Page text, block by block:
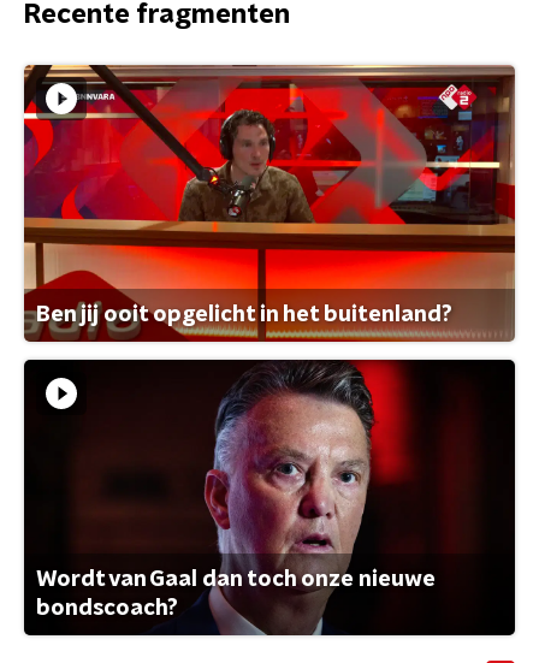
Recente fragmenten
Ben jij ooit opgelicht in het buitenland?
Wordt van Gaal dan toch onze nieuwe
bondscoach?